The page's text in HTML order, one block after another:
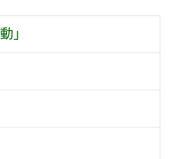
」